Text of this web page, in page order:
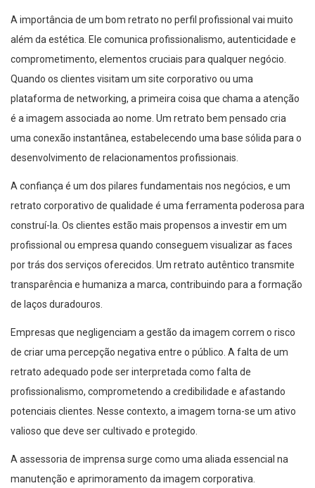
além da estética. Ele comunica profissionalismo, autenticidade e
comprometimento, elementos cruciais para qualquer negócio.
Quando os clientes visitam um site corporativo ou uma
plataforma de networking, a primeira coisa que chama a atenção
é a imagem associada ao nome. Um retrato bem pensado cria
uma conexão instantânea, estabelecendo uma base sólida para o
desenvolvimento de relacionamentos profissionais.
retrato corporativo de qualidade é uma ferramenta poderosa para
construí-la. Os clientes estão mais propensos a investir em um
profissional ou empresa quando conseguem visualizar as faces
por trás dos serviços oferecidos. Um retrato autêntico transmite
transparência e humaniza a marca, contribuindo para a formação
de laços duradouros.
de criar uma percepção negativa entre o público. A falta de um
retrato adequado pode ser interpretada como falta de
profissionalismo, comprometendo a credibilidade e afastando
potenciais clientes. Nesse contexto, a imagem torna-se um ativo
valioso que deve ser cultivado e protegido.
manutenção e aprimoramento da imagem corporativa.
Responsável por fazer conexões estratégicas e gerenciar a